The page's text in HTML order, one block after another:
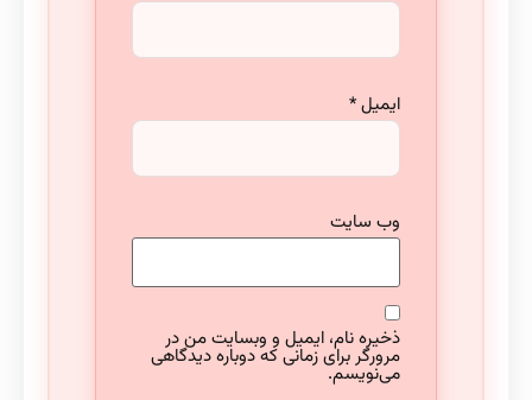
ایمیل*
وب‌ سایت
ذخیره نام، ایمیل و وبسایت من در
مرورگر برای زمانی که دوباره دیدگاهی
می‌نویسم.